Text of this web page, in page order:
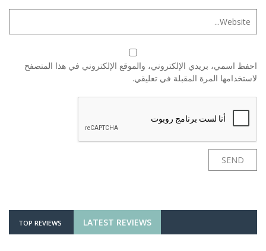
احفظ اسمي، بريدي الإلكتروني، والموقع الإلكتروني في هذا المتصفح
لاستخدامها المرة المقبلة في تعليقي.
LATEST REVIEWS
TOP REVIEWS